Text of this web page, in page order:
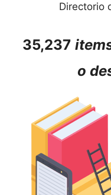
Directorio
35,237
o